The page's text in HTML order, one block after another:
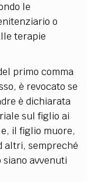
le
o
terapie
primo comma
è revocato se
è dichiarata
sul figlio ai
il figlio muore,
altri, sempreché
avvenuti